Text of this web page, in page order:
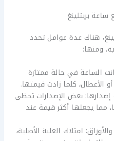
بريتلينغ
هناك عدة عوامل تحدد
ومنها:
الساعة في حالة ممتازة
الأعطال، كلما زادت قيمتها.
بعض الإصدارات تحظى
مما يجعلها أكثر قيمة عند
امتلاك العلبة الأصلية،